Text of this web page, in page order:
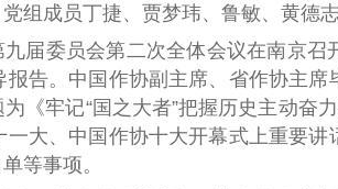
组成员丁捷、贾梦玮、鲁敏、黄德
届委员会第二次全体会议在南京
报告。中国作协副主席、省作协主席
《牢记“国之大者”把握历史主动奋
大、中国作协十大开幕式上重要讲
等事项。